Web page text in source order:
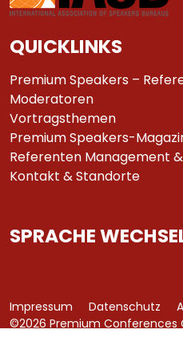
QUICKLINKS
Premium Speakers –
Moderatoren
Vortragsthemen
Premium Speakers-
Referenten Management
Kontakt & Standorte
SPRACHE
©2026 Premium Conferences
Impressum Datenschutz